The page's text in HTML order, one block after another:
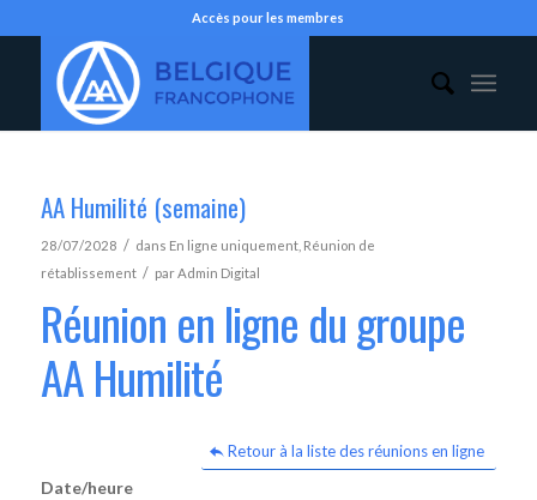
Accès pour les membres
AA Humilité (semaine)
28/07/2028 / dans En ligne uniquement, Réunion de
rétablissement / parAdmin Digital
Réunion en ligne du groupe
AA Humilité
Retour à la liste des réunions en ligne
Date/heure